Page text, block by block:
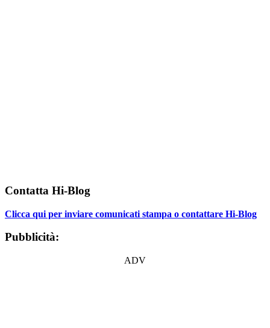
Contatta Hi-Blog
Clicca qui per inviare comunicati stampa o contattare Hi-Blog
Pubblicità:
ADV